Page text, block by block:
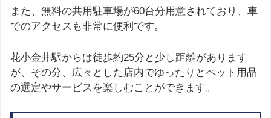
また、無料の共用駐車場が60台分用意されており、車
でのアクセスも非常に便利です。
花小金井駅からは徒歩約25分と少し距離があります
が、その分、広々とした店内でゆったりとペット用品
の選定やサービスを楽しむことができます。